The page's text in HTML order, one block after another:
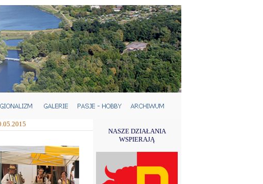
NASZE DZIAŁANIA
WSPIERAJĄ